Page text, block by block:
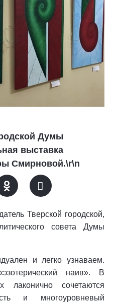
Думы
выставка
Смирновой.\r\n
Тверской городской,
совета Думы
и легко узнаваем.
наив». В
лаконично сочетаются
и многоуровневый